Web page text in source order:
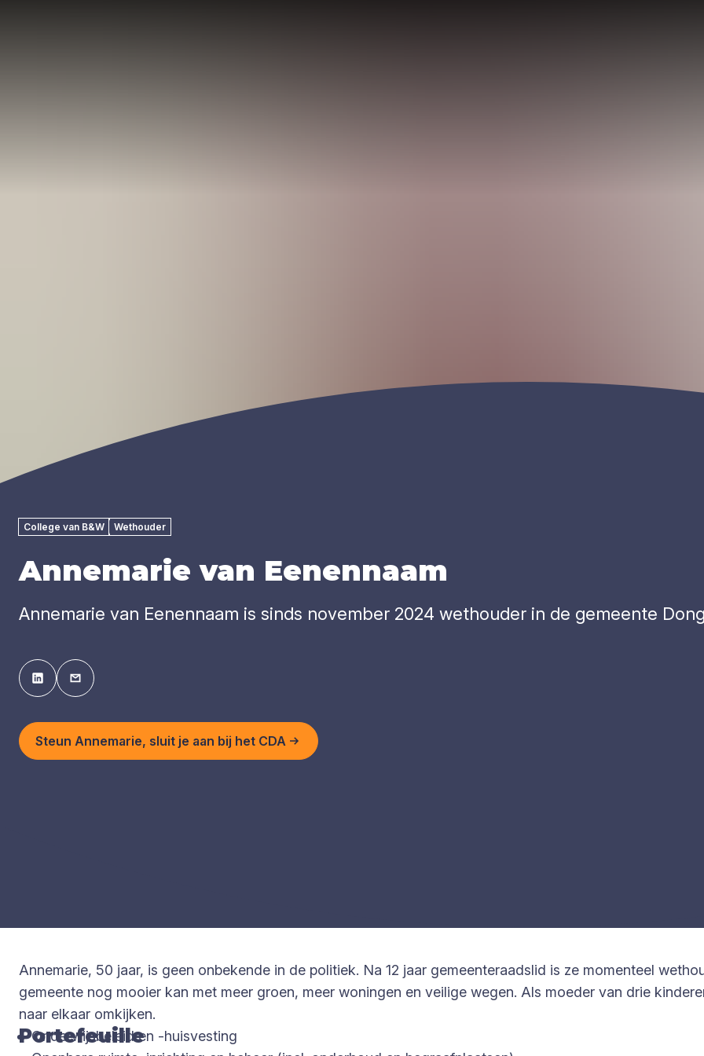
College van B&W Wethouder
Annemarie van Eenennaam
Annemarie van Eenennaam is sinds november 2024 wethouder in de gemeente
Steun Annemarie, sluit je aan bij het CDA
Annemarie, 50 jaar, is geen onbekende in de politiek. Na 12 jaar gemeenteraadslid is ze momenteel
gemeente nog mooier kan met meer groen, meer woningen en veilige wegen. Als moeder van drie
naar elkaar omkijken.
Portefeuille
Onderwijsbeleid en -huisvesting